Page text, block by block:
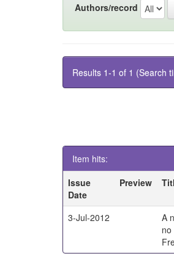
Authors/record
Results 1-1 of 1 (Search
Item hits:
Issue
Date
Preview
3-Jul-2012
A